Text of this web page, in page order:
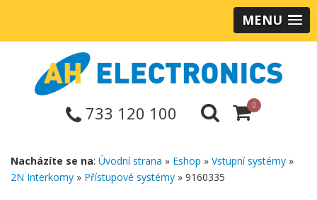
MENU
733 120 100 0
Nacházíte se na: Úvodní strana » Eshop » Vstupní systémy »
2N Interkomy » Přístupové systémy » 9160335